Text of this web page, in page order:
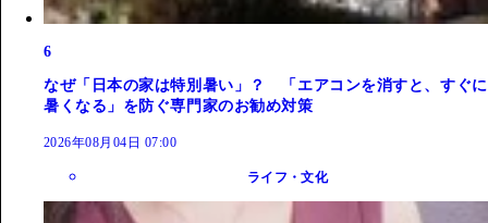
6
なぜ「日本の家は特別暑い」？ 「エアコンを消すと、すぐに
暑くなる」を防ぐ専門家のお勧め対策
2026年08月04日 07:00
ライフ・文化